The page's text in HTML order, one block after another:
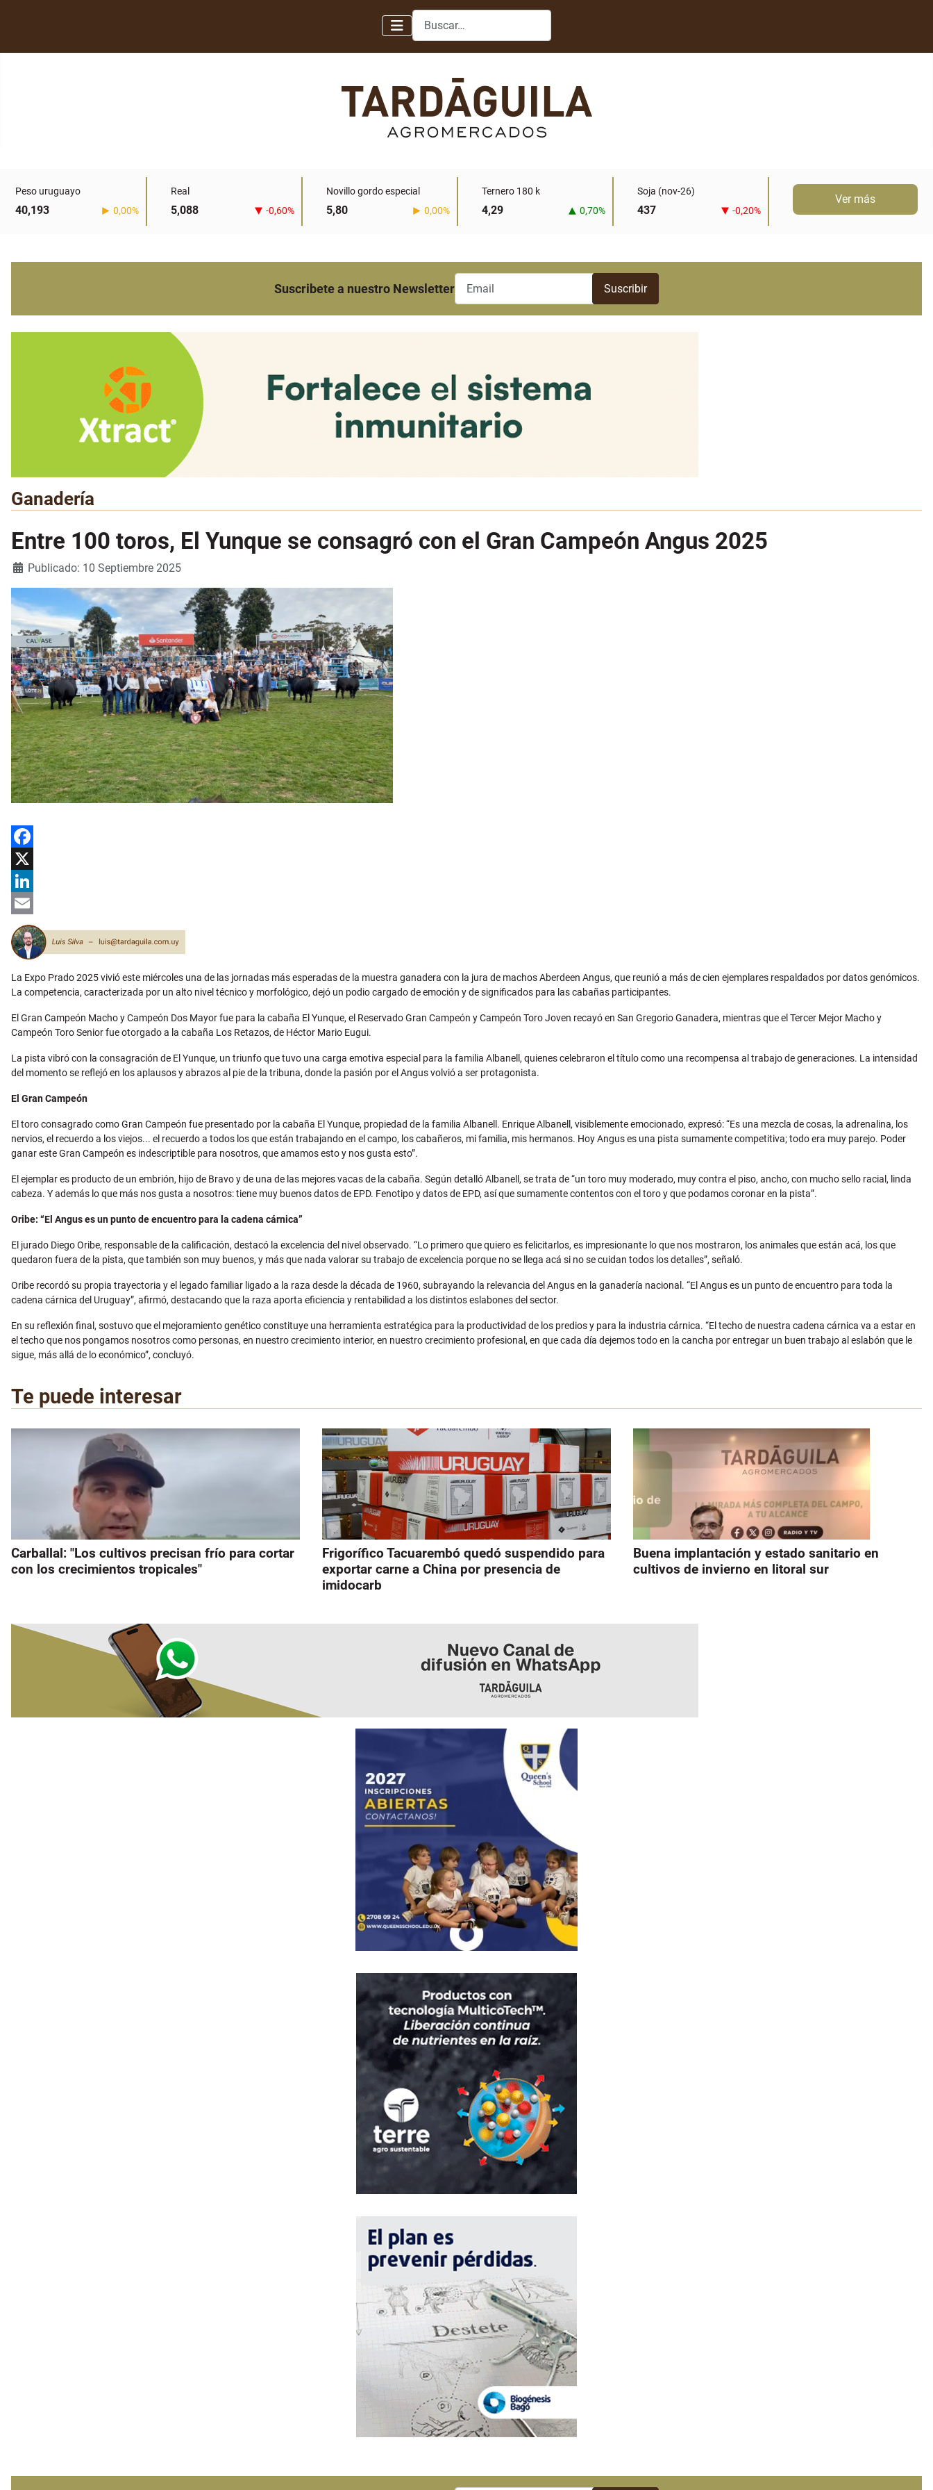
Buscar
Peso uruguayo
40,193 0,00%
Real
5,088 -0,60%
Novillo gordo especial
5,80 0,00%
Ternero 180 k
4,29 0,70%
Soja (nov-26)
437 -0,20%
Ver más
Suscribete a nuestro Newsletter
Ganadería
Entre 100 toros, El Yunque se consagró con el Gran Campeón Angus 2025
Detalles
Publicado: 10 Septiembre 2025
Facebook
X
LinkedIn
Email
La Expo Prado 2025 vivió este miércoles una de las jornadas más esperadas de la muestra ganadera con la jura de machos Aberdeen Angus, que reunió a más de cien ejemplares respaldados por datos genómicos.
La competencia, caracterizada por un alto nivel técnico y morfológico, dejó un podio cargado de emoción y de significados para las cabañas participantes.
El Gran Campeón Macho y Campeón Dos Mayor fue para la cabaña El Yunque, el Reservado Gran Campeón y Campeón Toro Joven recayó en San Gregorio Ganadera, mientras que el Tercer Mejor Macho y
Campeón Toro Senior fue otorgado a la cabaña Los Retazos, de Héctor Mario Eugui.
La pista vibró con la consagración de El Yunque, un triunfo que tuvo una carga emotiva especial para la familia Albanell, quienes celebraron el título como una recompensa al trabajo de generaciones. La intensidad
del momento se reflejó en los aplausos y abrazos al pie de la tribuna, donde la pasión por el Angus volvió a ser protagonista.
El Gran Campeón
El toro consagrado como Gran Campeón fue presentado por la cabaña El Yunque, propiedad de la familia Albanell. Enrique Albanell, visiblemente emocionado, expresó: “Es una mezcla de cosas, la adrenalina, los
nervios, el recuerdo a los viejos... el recuerdo a todos los que están trabajando en el campo, los cabañeros, mi familia, mis hermanos. Hoy Angus es una pista sumamente competitiva; todo era muy parejo. Poder
ganar este Gran Campeón es indescriptible para nosotros, que amamos esto y nos gusta esto”.
El ejemplar es producto de un embrión, hijo de Bravo y de una de las mejores vacas de la cabaña. Según detalló Albanell, se trata de “un toro muy moderado, muy contra el piso, ancho, con mucho sello racial, linda
cabeza. Y además lo que más nos gusta a nosotros: tiene muy buenos datos de EPD. Fenotipo y datos de EPD, así que sumamente contentos con el toro y que podamos coronar en la pista”.
Oribe: “El Angus es un punto de encuentro para la cadena cárnica”
El jurado Diego Oribe, responsable de la calificación, destacó la excelencia del nivel observado. “Lo primero que quiero es felicitarlos, es impresionante lo que nos mostraron, los animales que están acá, los que
quedaron fuera de la pista, que también son muy buenos, y más que nada valorar su trabajo de excelencia porque no se llega acá si no se cuidan todos los detalles”, señaló.
Oribe recordó su propia trayectoria y el legado familiar ligado a la raza desde la década de 1960, subrayando la relevancia del Angus en la ganadería nacional. “El Angus es un punto de encuentro para toda la
cadena cárnica del Uruguay”, afirmó, destacando que la raza aporta eficiencia y rentabilidad a los distintos eslabones del sector.
En su reflexión final, sostuvo que el mejoramiento genético constituye una herramienta estratégica para la productividad de los predios y para la industria cárnica. “El techo de nuestra cadena cárnica va a estar en
el techo que nos pongamos nosotros como personas, en nuestro crecimiento interior, en nuestro crecimiento profesional, en que cada día dejemos todo en la cancha por entregar un buen trabajo al eslabón que le
sigue, más allá de lo económico”, concluyó.
Te puede interesar
Carballal: "Los cultivos precisan frío para cortar
con los crecimientos tropicales"
Frigorífico Tacuarembó quedó suspendido para
exportar carne a China por presencia de
imidocarb
Buena implantación y estado sanitario en
cultivos de invierno en litoral sur